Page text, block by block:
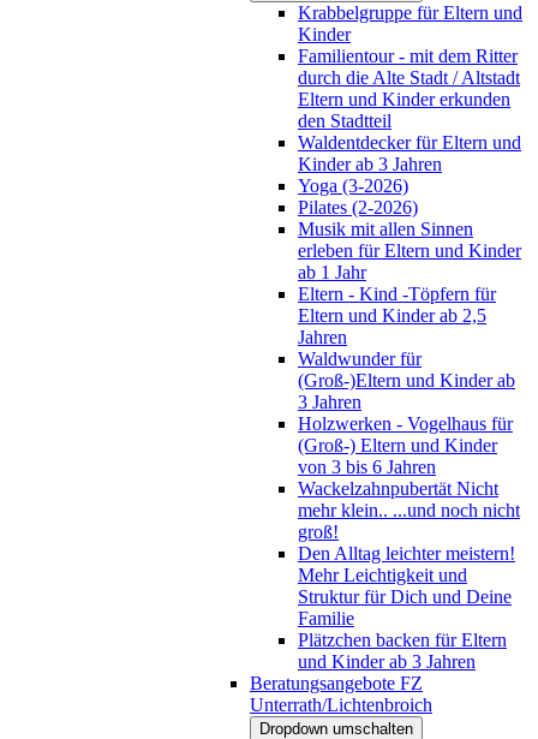
Krabbelgruppe für Eltern und
Kinder
Familientour - mit dem Ritter
durch die Alte Stadt / Altstadt
Eltern und Kinder erkunden
den Stadtteil
Waldentdecker für Eltern und
Kinder ab 3 Jahren
Yoga (3-2026)
Pilates (2-2026)
Musik mit allen Sinnen
erleben für Eltern und Kinder
ab 1 Jahr
Eltern - Kind -Töpfern für
Eltern und Kinder ab 2,5
Jahren
Waldwunder für
(Groß-)Eltern und Kinder ab
3 Jahren
Holzwerken - Vogelhaus für
(Groß-) Eltern und Kinder
von 3 bis 6 Jahren
Wackelzahnpubertät Nicht
mehr klein.. ...und noch nicht
groß!
Den Alltag leichter meistern!
Mehr Leichtigkeit und
Struktur für Dich und Deine
Familie
Plätzchen backen für Eltern
und Kinder ab 3 Jahren
Beratungsangebote FZ
Unterrath/Lichtenbroich
Dropdown umschalten